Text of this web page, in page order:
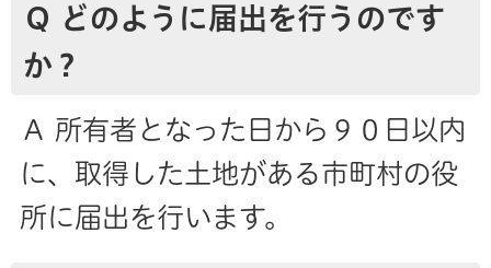
Ｑ どのように届出を行うのです
か？
Ａ 所有者となった日から９０日以内
に、取得した土地がある市町村の役
所に届出を行います。